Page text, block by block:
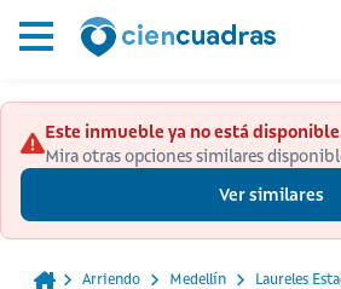
Este inmueble ya no está
Mira otras opciones similares
Ver similares
Arriendo Medellín Laureles